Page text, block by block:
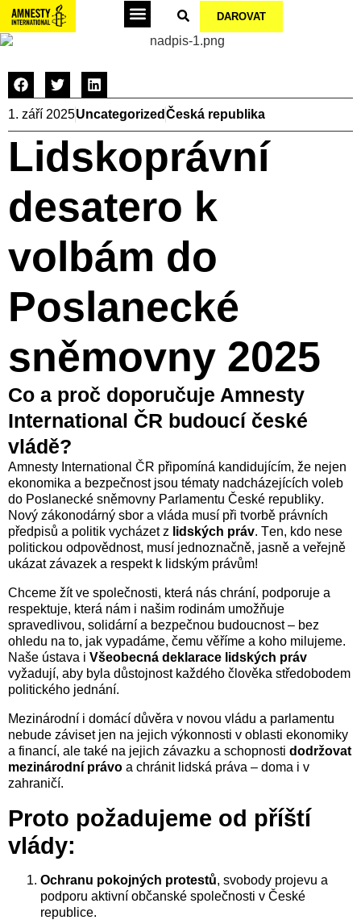
DAROVAT
1. září 2025Uncategorized Česká republika
Lidskoprávní
desatero k
volbám do
Poslanecké
sněmovny 2025
Co a proč doporučuje Amnesty
International ČR budoucí české
vládě?
Amnesty International ČR připomíná kandidujícím, že nejen
ekonomika a bezpečnost jsou tématy nadcházejících voleb
do Poslanecké sněmovny Parlamentu České republiky.
Nový zákonodárný sbor a vláda musí při tvorbě právních
předpisů a politik vycházet z lidských práv. Ten, kdo nese
politickou odpovědnost, musí jednoznačně, jasně a veřejně
ukázat závazek a respekt k lidským právům!
Chceme žít ve společnosti, která nás chrání, podporuje a
respektuje, která nám i našim rodinám umožňuje
spravedlivou, solidární a bezpečnou budoucnost – bez
ohledu na to, jak vypadáme, čemu věříme a koho milujeme.
Naše ústava i Všeobecná deklarace lidských práv
vyžadují, aby byla důstojnost každého člověka středobodem
politického jednání.
Mezinárodní i domácí důvěra v novou vládu a parlamentu
nebude záviset jen na jejich výkonnosti v oblasti ekonomiky
a financí, ale také na jejich závazku a schopnosti dodržovat
mezinárodní právo a chránit lidská práva – doma i v
zahraničí.
Proto požadujeme od příští
vlády:
Ochranu pokojných protestů, svobody projevu a
podporu aktivní občanské společnosti v České
republice.